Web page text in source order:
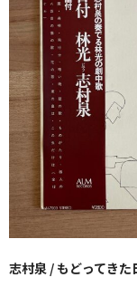
Categories
New Arrivals
新譜
GG RECORD （
全商品
BLUE NOTE
JAZZ-EU
志村泉 / もどってき